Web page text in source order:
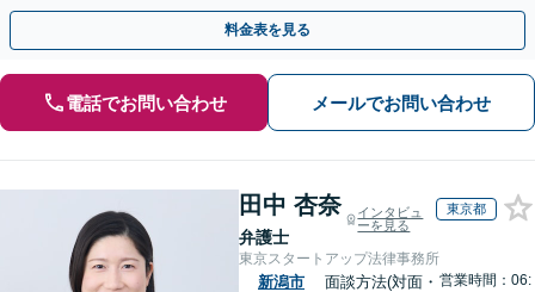
【リーズナブルな料金設定】
料金表を見る
電話でお問い合わせ メールでお問い合わせ
田中 杏奈
弁護士
インタビュ
ーを見る
東京都
東京スタートアップ法律事務所
新潟市
面談方法(対面・ 営業時間：06: